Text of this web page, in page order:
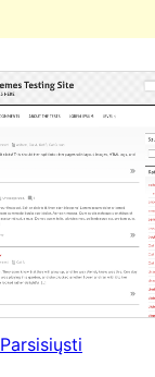
Parsisiųsti